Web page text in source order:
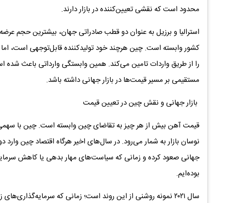
محدود است که نقشی تعیین‌کننده در بازار دارند.
استرالیا و برزیل به عنوان دو قطب صادراتی جهان، بیشترین حجم عرضه
کشور وابسته است. چین هرچند خود تولیدکننده قابل‌توجهی است،
را از طریق واردات تامین می‌کند. همین وابستگی وارداتی باعث
مستقیمی بر مسیر قیمت‌ها در بازار جهانی داشته باشد.
بازار جهانی و نقش چین در تعیین قیمت
قیمت آهن بیش از هر چیز به تقاضای چین وابسته است. چین با سهمی
نوسان بازار به شمار می‌رود. در سال‌های اخیر هرگاه اقتصاد چین
جهانی صعود کرده و زمانی که سیاست‌های مهار بدهی یا کاهش
بوده‌ایم.
سال ۲۰۲۱ نمونه روشنی از این روند است؛ زمانی که